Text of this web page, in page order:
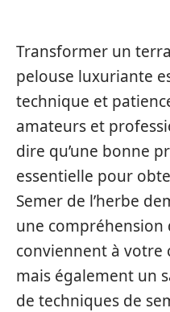
Transformer un
pelouse luxuriante
technique et
amateurs et
dire qu’une bonne
essentielle pour
Semer de l’herbe
une compréhension
conviennent à votre
mais également un
de techniques de